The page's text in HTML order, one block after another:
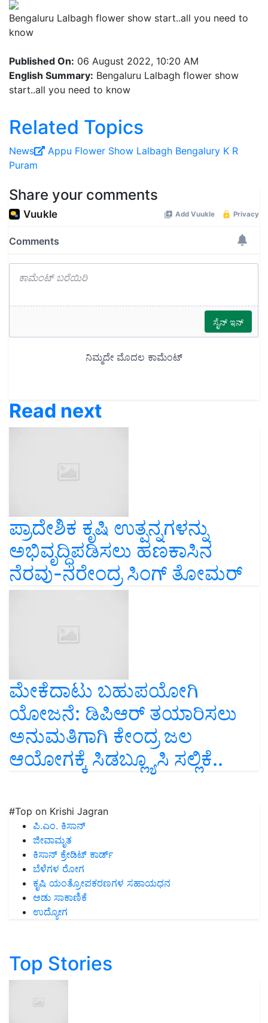
Bengaluru Lalbagh flower show start..all you need to
know
Published On: 06 August 2022, 10:20 AM
English Summary: Bengaluru Lalbagh flower show
start..all you need to know
Related Topics
News Appu Flower Show Lalbagh Bengalury K R
Puram
Share your comments
Read next
ಪ್ರಾದೇಶಿಕ ಕೃಷಿ ಉತ್ಪನ್ನಗಳನ್ನು
ಅಭಿವೃದ್ಧಿಪಡಿಸಲು ಹಣಕಾಸಿನ
ನೆರವು-ನರೇಂದ್ರ ಸಿಂಗ್‌ ತೋಮರ್‌
ಮೇಕೆದಾಟು ಬಹುಪಯೋಗಿ
ಯೋಜನೆ: ಡಿಪಿಆರ್ ತಯಾರಿಸಲು
ಅನುಮತಿಗಾಗಿ ಕೇಂದ್ರ ಜಲ
ಆಯೋಗಕ್ಕೆ ಸಿಡಬ್ಲ್ಯೂಸಿ ಸಲ್ಲಿಕೆ..
#Top on Krishi Jagran
ಪಿ.ಎಂ. ಕಿಸಾನ್
ಜೀವಾಮೃತ
ಕಿಸಾನ್ ಕ್ರೇಡಿಟ್ ಕಾರ್ಡ್
ಬೆಳೆಗಳ ರೋಗ
ಕೃಷಿ ಯಂತ್ರೋಪಕರಣಗಳ ಸಹಾಯಧನ
ಆಡು ಸಾಕಾಣಿಕೆ
ಉದ್ಯೋಗ
Top Stories